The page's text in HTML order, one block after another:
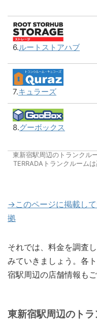
6.ルートストアハブ
7.キュラーズ
8.グーボックス
東新宿駅周辺のトランクル
TERRADAトランクルーム
→このページに掲載し
拠
それでは、料金を調査
みていきましょう。各
宿駅周辺の店舗情報も
東新宿駅周辺のト